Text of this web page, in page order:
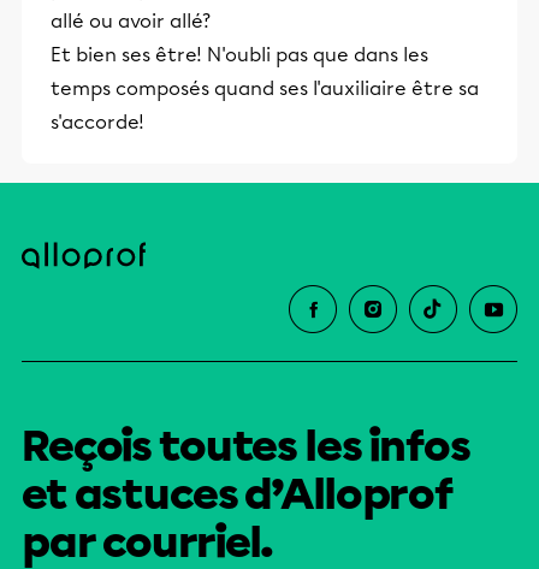
allé ou avoir allé?
Et bien ses être! N'oubli pas que dans les
temps composés quand ses l'auxiliaire être sa
s'accorde!
Reçois toutes les infos
et astuces d’Alloprof
par courriel.